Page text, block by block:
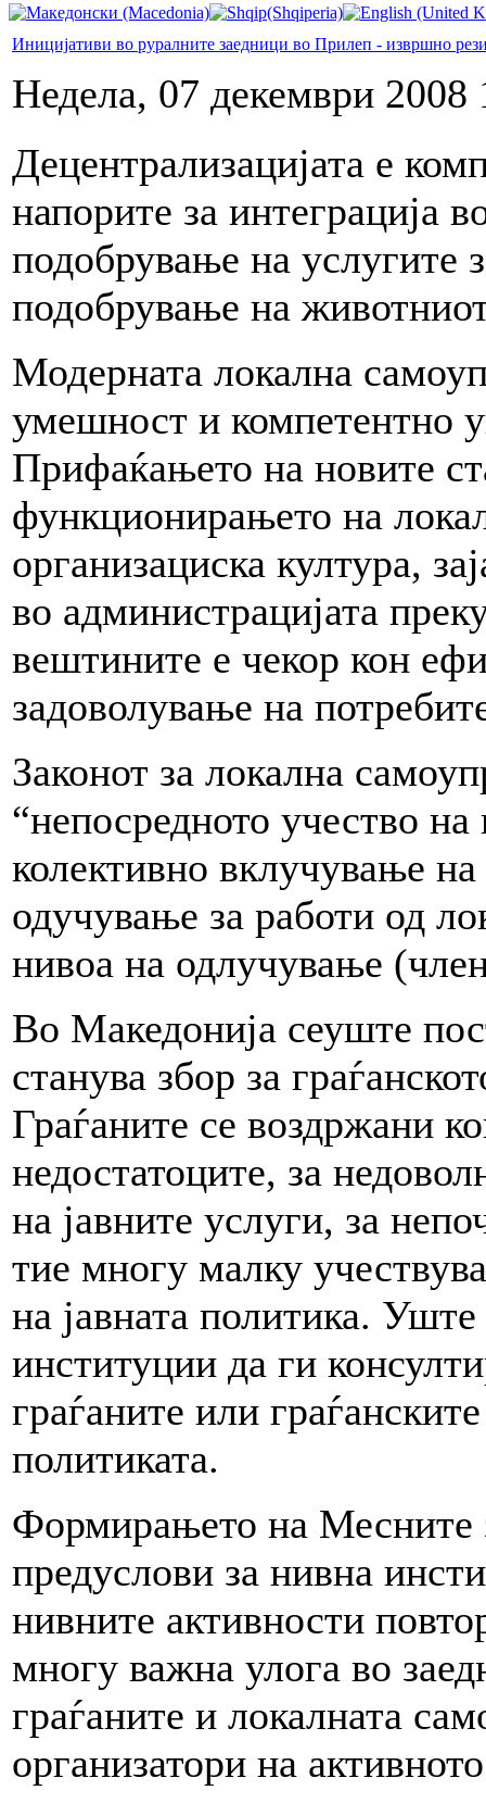
Иницијативи во руралните заедници во Прилеп - извршно
Недела, 07 декември 2008
Децентрализацијата е
напорите за интеграција
подобрување на услугите
подобрување на
Модерната локална
умешност и компетентно
Прифаќањето на новите
функционирањето на
организациска култура,
во администрацијата
вештините е чекор кон
задоволување на
Законот за локална
“непосредното учество
колективно вклучување
одучување за работи од
нивоа на одлучување
Во Македонија сеуште
станува збор за
Граѓаните се воздржани
недостатоците, за
на јавните услуги, за
тие многу малку
на јавната политика.
институции да ги
граѓаните или
политиката.
Формирањето на Месните
предуслови за нивна
нивните активности
многу важна улога во
граѓаните и локалната
организатори на